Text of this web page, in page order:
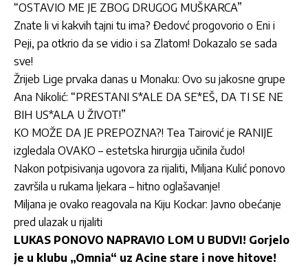
“OSTAVIO ME JE ZBOG DRUGOG MUŠKARCA”
Znate li vi kakvih tajni tu ima? Đedovć progovorio o Eni i
Peji, pa otkrio da se vidio i sa Zlatom! Dokazalo se sada
sve!
Žrijeb Lige prvaka danas u Monaku: Ovo su jakosne grupe
Ana Nikolić: “PRESTANI S*ALE DA SE*EŠ, DA TI SE NE
BIH US*ALA U ŽIVOT!”
KO MOŽE DA JE PREPOZNA?! Tea Tairović je RANIJE
izgledala OVAKO – estetska hirurgija učinila čudo!
Nakon potpisivanja ugovora za rijaliti, Miljana Kulić ponovo
završila u rukama ljekara – hitno oglašavanje!
Miljana je ovako reagovala na Kiju Kockar: Javno obećanje
pred ulazak u rijaliti
LUKAS PONOVO NAPRAVIO LOM U BUDVI! Gorjelo
je u klubu „Omnia“ uz Acine stare i nove hitove!